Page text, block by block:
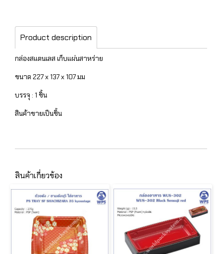
Product description
กล่องสแตนเลส เก็บแผ่นสาหร่าย
ขนาด 227 x 137 x 107 มม
บรรจุ : 1 ชิ้น
สินค้าขายเป็นชิ้น
สินค้าเกี่ยวข้อง